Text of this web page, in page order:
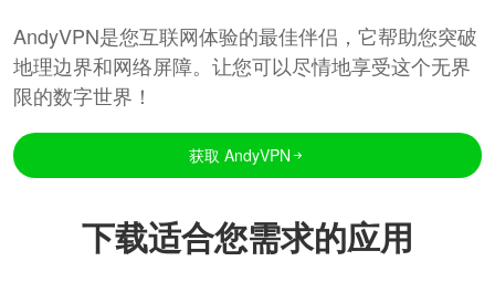
AndyVPN是您互联网体验的最佳伴侣，它帮助您突破
地理边界和网络屏障。让您可以尽情地享受这个无界
限的数字世界！
获取 AndyVPN
下载适合您需求的应用